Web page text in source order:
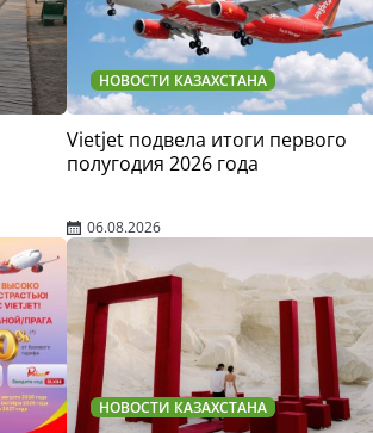
НОВОСТИ КАЗАХСТАНА
Vietjet подвела итоги первого
полугодия 2026 года
06.08.2026
НОВОСТИ КАЗАХСТАНА